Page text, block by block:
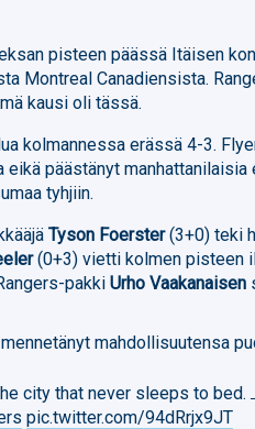
pisteen päässä Itäisen
Montreal Canadiensista.
kausi oli tässä.
kolmannessa erässä 4-3.
eikä päästänyt
tyhjiin.
Tyson Foerster(3+0) teki
(0+3) vietti kolmen pisteen
pakkiUrho Vaakanaisen
mahdollisuutensa
city that never sleeps to bed.
pic.twitter.com/94dRrjx9JT